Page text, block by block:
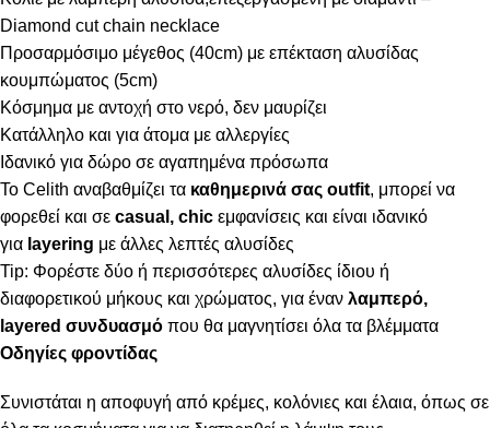
Diamond cut chain necklace
Προσαρμόσιμο μέγεθος (40cm) με επέκταση αλυσίδας
κουμπώματος (5cm)
Κόσμημα με αντοχή στο νερό, δεν μαυρίζει
Κατάλληλο και για άτομα με αλλεργίες
Ιδανικό για δώρο σε αγαπημένα πρόσωπα
Το Celith αναβαθμίζει τα καθημερινά σας outfit, μπορεί να
φορεθεί και σε casual, chic εμφανίσεις και είναι ιδανικό
για layering με άλλες λεπτές αλυσίδες
Tip: Φορέστε δύο ή περισσότερες αλυσίδες ίδιου ή
διαφορετικού μήκους και χρώματος, για έναν λαμπερό,
layered συνδυασμό που θα μαγνητίσει όλα τα βλέμματα
Οδηγίες φροντίδας
Συνιστάται η αποφυγή από κρέμες, κολόνιες και έλαια, όπως σε